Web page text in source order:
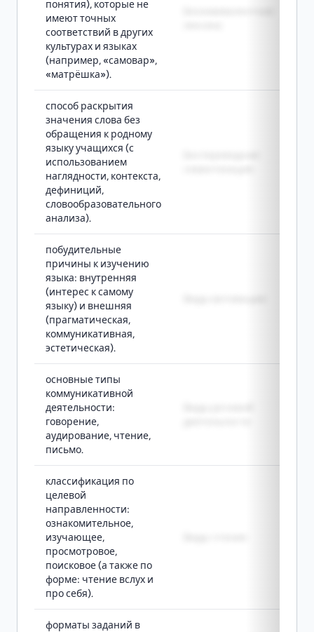
понятия), которые не
имеют точных
соответствий в других
культурах и языках
(например, «самовар»,
«матрёшка»).
способ раскрытия
значения слова без
обращения к родному
языку учащихся (с
использованием
наглядности, контекста,
дефиниций,
словообразовательного
анализа).
побудительные
причины к изучению
языка: внутренняя
(интерес к самому
языку) и внешняя
(прагматическая,
коммуникативная,
эстетическая).
основные типы
коммуникативной
деятельности:
говорение,
аудирование, чтение,
письмо.
классификация по
целевой
направленности:
ознакомительное,
изучающее,
просмотровое,
поисковое (а также по
форме: чтение вслух и
про себя).
форматы заданий в